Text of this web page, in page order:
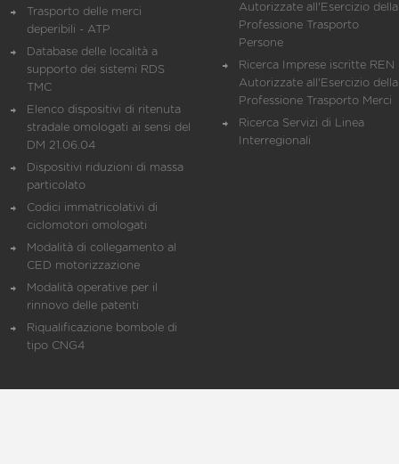
Trasporto delle merci
deperibili - ATP
Database delle località a
supporto dei sistemi RDS
TMC
Elenco dispositivi di ritenuta
stradale omologati ai sensi del
DM 21.06.04
Dispositivi riduzioni di massa
particolato
Codici immatricolativi di
ciclomotori omologati
Modalità di collegamento al
CED motorizzazione
Modalità operative per il
rinnovo delle patenti
Riqualificazione bombole di
tipo CNG4
Autorizzate all'Esercizio della
Professione Trasporto
Persone
Ricerca Imprese iscritte REN
Autorizzate all'Esercizio della
Professione Trasporto Merci
Ricerca Servizi di Linea
Interregionali